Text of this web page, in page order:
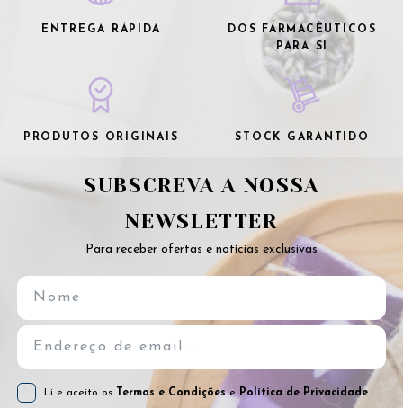
ENTREGA RÁPIDA
DOS FARMACÊUTICOS
PARA SI
PRODUTOS ORIGINAIS STOCK GARANTIDO
SUBSCREVA A NOSSA
NEWSLETTER
Para receber ofertas e notícias exclusivas
Li e aceito os Termos e Condiçõese Política de Privacidade